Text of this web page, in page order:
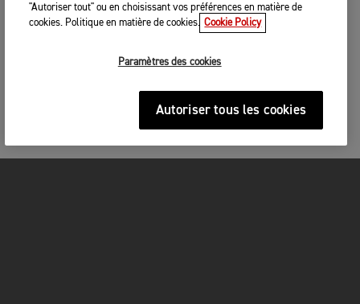
"Autoriser tout" ou en choisissant vos préférences en matière de
cookies. Politique en matière de cookies. Cookie Policy
Paramètres des cookies
Autoriser tous les cookies